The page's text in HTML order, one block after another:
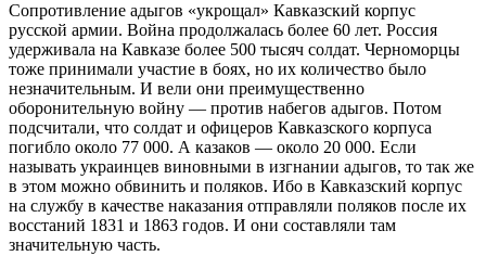
Сопротивление адыгов «укрощал» Кавказский корпус
русской армии. Война продолжалась более 60 лет. Россия
удерживала на Кавказе более 500 тысяч солдат. Черноморцы
тоже принимали участие в боях, но их количество было
незначительным. И вели они преимущественно
оборонительную войну — против набегов адыгов. Потом
подсчитали, что солдат и офицеров Кавказского корпуса
погибло около 77 000. А казаков — около 20 000. Если
называть украинцев виновными в изгнании адыгов, то так же
в этом можно обвинить и поляков. Ибо в Кавказский корпус
на службу в качестве наказания отправляли поляков после их
восстаний 1831 и 1863 годов. И они составляли там
значительную часть.